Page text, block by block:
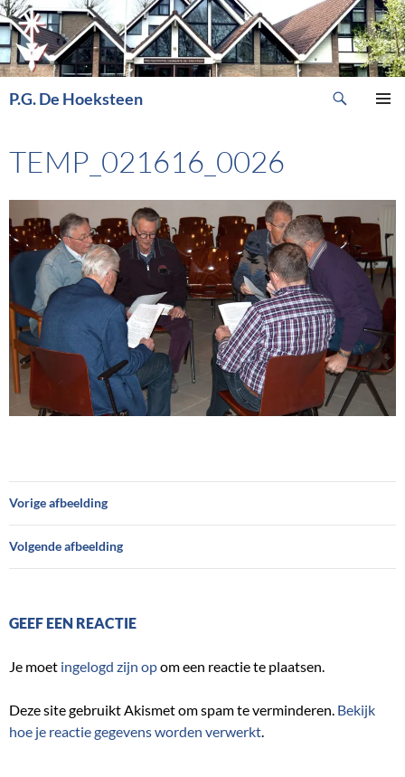
Ga
naar
de
inhoud
P.G. De Hoeksteen
TEMP_021616_0026
Vorige afbeelding
Volgende afbeelding
GEEF EEN REACTIE
Je moet ingelogd zijn opom een reactie te plaatsen.
Deze site gebruikt Akismet om spam te verminderen. Bekijk
hoe je reactie gegevens worden verwerkt